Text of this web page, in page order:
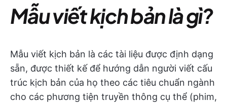
Mẫu viết kịch bản là gì?
Mẫu viết kịch bản là các tài liệu được định dạng
sẵn, được thiết kế để hướng dẫn người viết cấu
trúc kịch bản của họ theo các tiêu chuẩn ngành
cho các phương tiện truyền thông cụ thể (phim,